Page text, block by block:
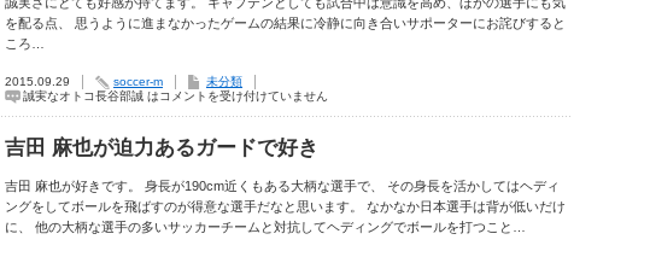
を配る点、 思うように進まなかったゲームの結果に冷静に向き合いサポーターにお詫びすると
ころ…
2015.09.29 soccer-m
未分類
誠実なオトコ長谷部誠 はコメントを受け付けていません
吉田 麻也が迫力あるガードで好き
吉田 麻也が好きです。 身長が190cm近くもある大柄な選手で、 その身長を活かしてはヘディ
ングをしてボールを飛ばすのが得意な選手だなと思います。 なかなか日本選手は背が低いだけ
に、 他の大柄な選手の多いサッカーチームと対抗してヘディングでボールを打つこと…